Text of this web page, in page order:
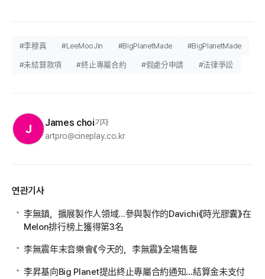
#李穆真 #LeeMooJin #BigPlanetMade #BigPlanetMade
#未結算款項 #終止專屬合約 #假處分申請 #法律爭訟
J James choi기자
artpro@cineplay.co.kr
연관기사
李無鎮，擴展製作人領域...參與製作的Davichi《時光膠囊》在
Melon排行榜上獲得第3名
李無震年末音樂會《今天的，李無震》全場售罄
李昇基向Big Planet提出終止專屬合約通知…結算金未支付